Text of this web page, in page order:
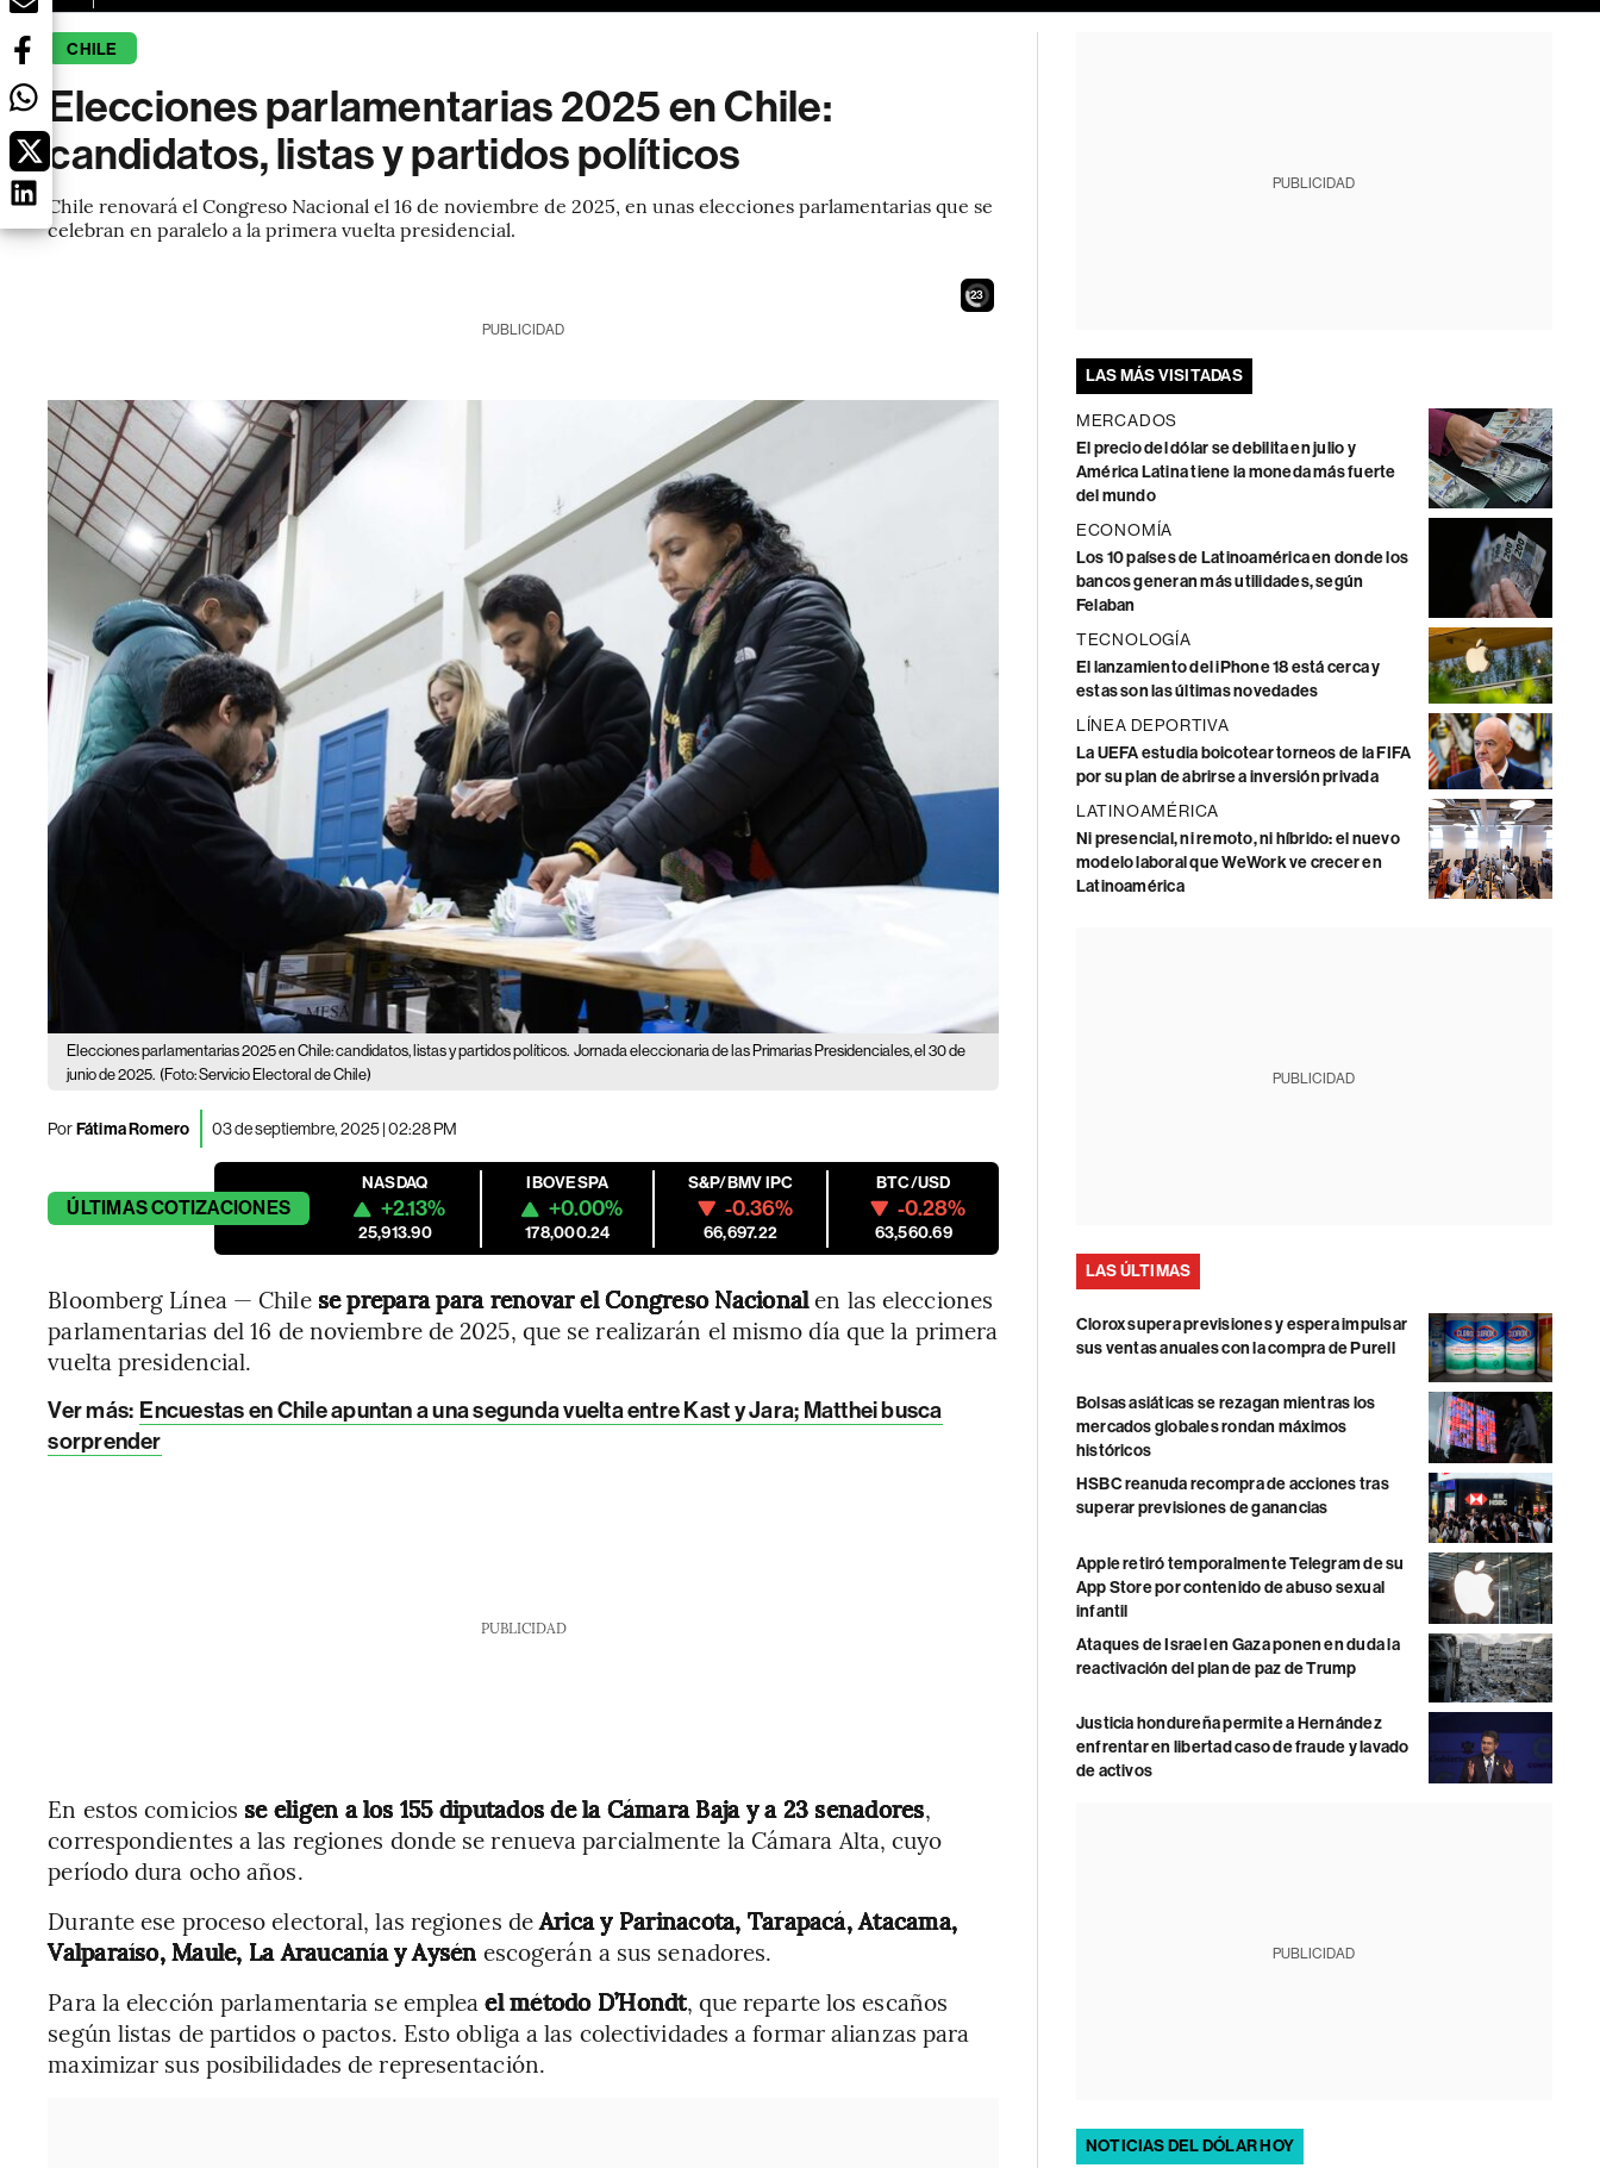
CHILE
Elecciones parlamentarias 2025 en Chile:
candidatos, listas y partidos políticos
Chile renovará el Congreso Nacional el 16 de noviembre de 2025, en unas elecciones parlamentarias que se
celebran en paralelo a la primera vuelta presidencial.
21
PUBLICIDAD
Elecciones parlamentarias 2025 en Chile: candidatos, listas y partidos políticos. Jornada eleccionaria de las Primarias Presidenciales, el 30 de
junio de 2025. (Foto: Servicio Electoral de Chile)
PorFátima Romero 03 de septiembre, 2025 | 02:28 PM
ÚLTIMASCOTIZACIONES
NASDAQ
+2.13%
25,913.90
IBOVESPA
+0.00%
178,000.24
S&P/BMV IPC
-0.36%
66,697.22
BTC/USD
-0.28%
63,560.69
Bloomberg Línea — Chile se prepara para renovar el Congreso Nacionalen las elecciones
parlamentarias del 16 de noviembre de 2025, que se realizarán el mismo día que la primera
vuelta presidencial.
Ver más: Encuestas en Chile apuntan a una segunda vuelta entre Kast y Jara; Matthei busca
sorprender
PUBLICIDAD
En estos comicios se eligen a los 155 diputados de la Cámara Baja y a 23 senadores,
correspondientes a las regiones donde se renueva parcialmente la Cámara Alta, cuyo
período dura ocho años.
Durante ese proceso electoral, las regiones deArica y Parinacota, Tarapacá, Atacama,
Valparaíso, Maule, La Araucanía y Aysén escogerán a sus senadores.
Para la elección parlamentaria se empleael método D’Hondt, que reparte los escaños
según listas de partidos o pactos. Esto obliga a las colectividades a formar alianzas para
maximizar sus posibilidades de representación.
PUBLICIDAD
LAS MÁS VISITADAS
MERCADOS
El precio del dólar se debilita en julio y
América Latina tiene la moneda más fuerte
del mundo
ECONOMÍA
Los 10 países de Latinoamérica en donde los
bancos generan más utilidades, según
Felaban
TECNOLOGÍA
El lanzamiento del iPhone 18 está cerca y
estas son las últimas novedades
LÍNEA DEPORTIVA
La UEFA estudia boicotear torneos de la FIFA
por su plan de abrirse a inversión privada
LATINOAMÉRICA
Ni presencial, ni remoto, ni híbrido: el nuevo
modelo laboral que WeWork ve crecer en
Latinoamérica
PUBLICIDAD
LAS ÚLTIMAS
Clorox supera previsiones y espera impulsar
sus ventas anuales con la compra de Purell
Bolsas asiáticas se rezagan mientras los
mercados globales rondan máximos
históricos
HSBC reanuda recompra de acciones tras
superar previsiones de ganancias
Apple retiró temporalmente Telegram de su
App Store por contenido de abuso sexual
infantil
Ataques de Israel en Gaza ponen en duda la
reactivación del plan de paz de Trump
Justicia hondureña permite a Hernández
enfrentar en libertad caso de fraude y lavado
de activos
PUBLICIDAD
NOTICIAS DEL DÓLAR HOY